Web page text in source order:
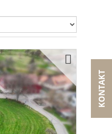
KONTAKT